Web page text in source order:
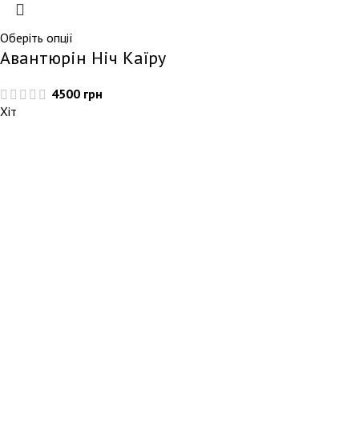
Оберіть опції
Авантюрін Ніч Каїру
4500 грн
Хіт